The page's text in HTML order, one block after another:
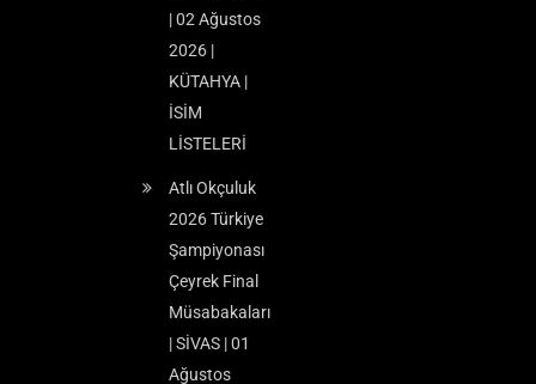
| 02 Ağustos
2026 |
KÜTAHYA |
İSİM
LİSTELERİ
Atlı Okçuluk
2026 Türkiye
Şampiyonası
Çeyrek Final
Müsabakaları
| SİVAS | 01
Ağustos